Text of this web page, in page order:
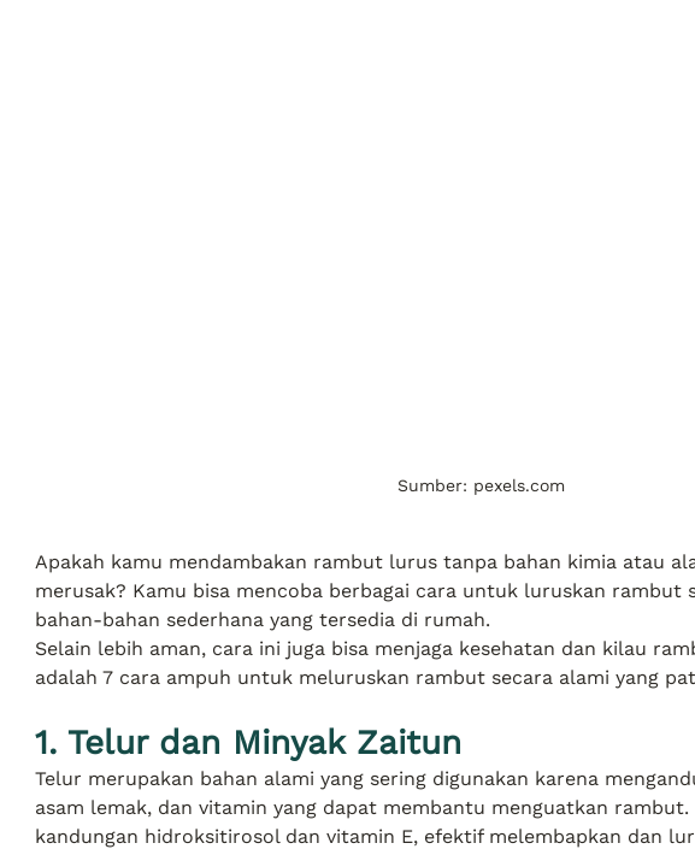
Sumber: pexels.com
Apakah kamu mendambakan rambut lurus tanpa bahan kimia atau
merusak? Kamu bisa mencoba berbagai cara untuk luruskan rambut
bahan-bahan sederhana yang tersedia di rumah.
Selain lebih aman, cara ini juga bisa menjaga kesehatan dan kilau
adalah 7 cara ampuh untuk meluruskan rambut secara alami yang
1. Telur dan Minyak Zaitun
Telur merupakan bahan alami yang sering digunakan karena
asam lemak, dan vitamin yang dapat membantu menguatkan rambut.
kandungan hidroksitirosol dan vitamin E, efektif melembapkan dan